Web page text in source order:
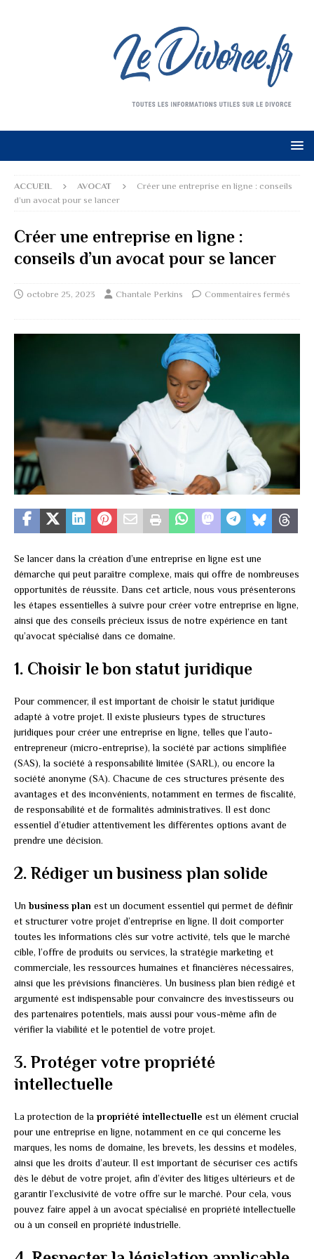
ACCUEIL AVOCAT
Créer une entreprise en ligne : conseils
d’un avocat pour se lancer
Créer une entreprise en ligne :
conseils d’un avocat pour se lancer
octobre 25, 2023 Chantale Perkins Commentaires fermés
Se lancer dans la création d’une entreprise en ligne est une
démarche qui peut paraître complexe, mais qui offre de nombreuses
opportunités de réussite. Dans cet article, nous vous présenterons
les étapes essentielles à suivre pour créer votre entreprise en ligne,
ainsi que des conseils précieux issus de notre expérience en tant
qu’avocat spécialisé dans ce domaine.
1. Choisir le bon statut juridique
Pour commencer, il est important de choisir le statut juridique
adapté à votre projet. Il existe plusieurs types de structures
juridiques pour créer une entreprise en ligne, telles que l’auto-
entrepreneur (micro-entreprise), la société par actions simplifiée
(SAS), la société à responsabilité limitée (SARL), ou encore la
société anonyme (SA). Chacune de ces structures présente des
avantages et des inconvénients, notamment en termes de fiscalité,
de responsabilité et de formalités administratives. Il est donc
essentiel d’étudier attentivement les différentes options avant de
prendre une décision.
2. Rédiger un business plan solide
Unbusiness plan est un document essentiel qui permet de définir
et structurer votre projet d’entreprise en ligne. Il doit comporter
toutes les informations clés sur votre activité, tels que le marché
cible, l’offre de produits ou services, la stratégie marketing et
commerciale, les ressources humaines et financières nécessaires,
ainsi que les prévisions financières. Un business plan bien rédigé et
argumenté est indispensable pour convaincre des investisseurs ou
des partenaires potentiels, mais aussi pour vous-même afin de
vérifier la viabilité et le potentiel de votre projet.
3. Protéger votre propriété
intellectuelle
La protection de la propriété intellectuelle est un élément crucial
pour une entreprise en ligne, notamment en ce qui concerne les
marques, les noms de domaine, les brevets, les dessins et modèles,
ainsi que les droits d’auteur. Il est important de sécuriser ces actifs
dès le début de votre projet, afin d’éviter des litiges ultérieurs et de
garantir l’exclusivité de votre offre sur le marché. Pour cela, vous
pouvez faire appel à un avocat spécialisé en propriété intellectuelle
ou à un conseil en propriété industrielle.